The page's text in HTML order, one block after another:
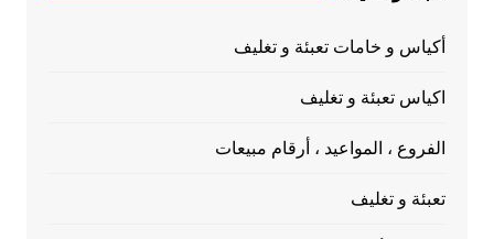
أكياس و خامات تعبئة و تغليف
اكياس تعبئة و تغليف
الفروع ، المواعيد ، أرقام مبيعات
تعبئة و تغليف